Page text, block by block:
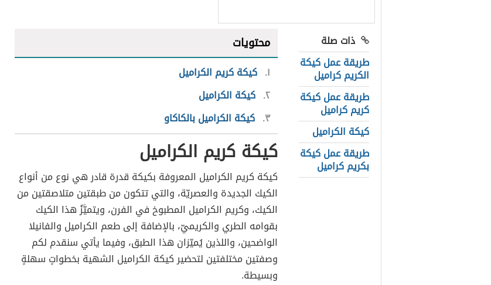
ذات صلة
طريقة عمل كيكة
الكريم كراميل
طريقة عمل كيكة
كريم كراميل
كيكة الكراميل
طريقة عمل كيكة
بكريم كراميل
محتويات
١ كيكة كريم الكراميل
٢ كيكة الكراميل
٣ كيكة الكراميل بالكاكاو
كيكة كريم الكراميل
كيكة كريم الكراميل المعروفة بكيكة قدرة قادر هي نوع من أنواع
الكيك الجديدة والعصريّة، والتي تتكون من طبقتين متلاصقتين من
الكيك، وكريم الكراميل المطبوخ في الفرن، ويتميَّزُ هذا الكيك
بقوامه الطري والكريميّ، بالإضافة إلى طعم الكراميل والفانيلا
الواضحين، واللذين يُميّزان هذا الطبق، وفيما يأتي سنقدم لكم
وصفتين مختلفتين لتحضير كيكة الكراميل الشهية بخطواتٍ سهلةٍ
وبسيطة.